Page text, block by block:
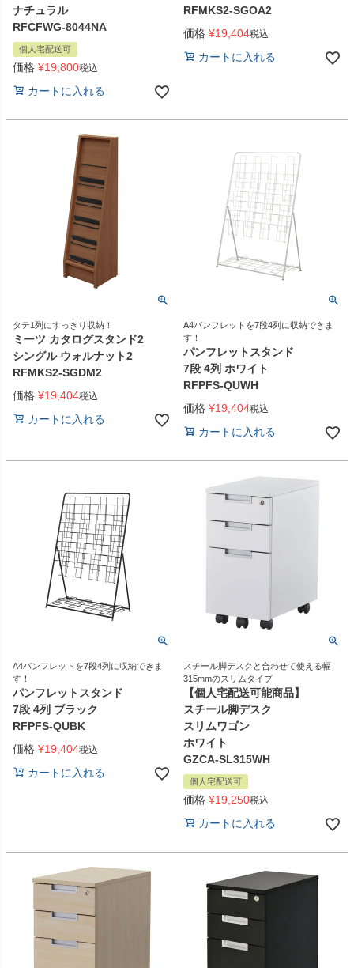
ナチュラル
RFCFWG-8044NA
個人宅配送可
価格 ¥19,800税込
カートに入れる
RFMKS2-SGOA2
価格 ¥19,404税込
カートに入れる
タテ1列にすっきり収納！
ミーツ カタログスタンド2
シングル ウォルナット2
RFMKS2-SGDM2
価格 ¥19,404税込
カートに入れる
A4パンフレットを7段4列に収納できま
す！
パンフレットスタンド
7段 4列 ホワイト
RFPFS-QUWH
価格 ¥19,404税込
カートに入れる
A4パンフレットを7段4列に収納できま
す！
パンフレットスタンド
7段 4列 ブラック
RFPFS-QUBK
価格 ¥19,404税込
カートに入れる
スチール脚デスクと合わせて使える幅
315mmのスリムタイプ
【個人宅配送可能商品】
スチール脚デスク
スリムワゴン
ホワイト
GZCA-SL315WH
個人宅配送可
価格 ¥19,250税込
カートに入れる